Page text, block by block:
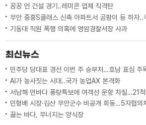
꽁꽁 언 건설 경기..레미콘 업체 직격탄
무안 중흥S클래스 신축 아파트서 곰팡이 등 하자..
기동대 직원 폭행 의혹에 영암경찰서장 사과
최신뉴스
민주당 당대표 경선 이번 주 승부처…호남 표심 주
AI가 농사짓는 시대..국가 농업AX 본격화
서남해 먼바다 풍랑특보에 여객선 운항 차질…21
민형배 시장·김산 무안군수 비공개 회동…5자협의
끓는 바다, 무너지는 양식장